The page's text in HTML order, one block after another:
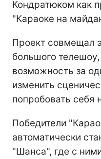
Кондратюком как
"Караоке на
Проект совмещал
большого
возможность за
изменить
попробовать себя
Победители
автоматически
"Шанса", где с